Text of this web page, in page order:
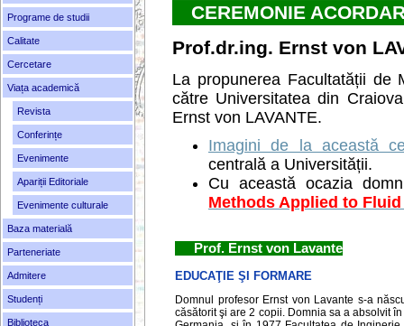
Programe de studii
Calitate
Cercetare
Viața academică
Revista
Conferințe
Evenimente
Apariții Editoriale
Evenimente culturale
Baza materială
Parteneriate
Admitere
Studenți
Biblioteca
CEREMONIE
Prof.dr.ing. Ernst von
La propunerea Facultatății
către Universitatea din
Ernst von LAVANTE.
Imagini de la această
centrală a Universității.
Cu această ocazia
Methods Applied to
Prof. Ernst von Lavante
EDUCAŢIE ŞI FORMARE
Domnul profesor Ernst von Lavante s-a
căsătorit şi are 2 copii. Domnia sa a absolvit